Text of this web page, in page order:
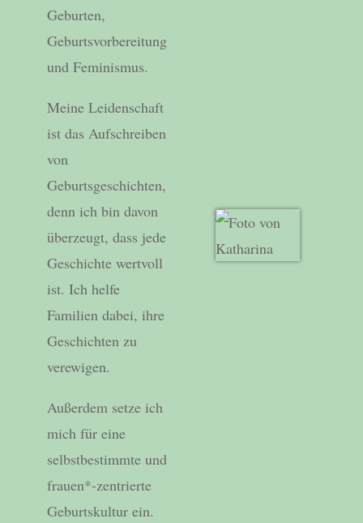
Geburten,
Geburtsvorbereitung
und Feminismus.
Meine Leidenschaft
ist das Aufschreiben
von
Geburtsgeschichten,
denn ich bin davon
überzeugt, dass jede
Geschichte wertvoll
ist. Ich helfe
Familien dabei, ihre
Geschichten zu
verewigen.
Außerdem setze ich
mich für eine
selbstbestimmte und
frauen*-zentrierte
Geburtskultur ein.